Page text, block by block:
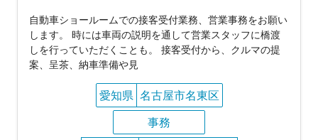
自動車ショールームでの接客受付業務、営業事務をお願い
します。 時には車両の説明を通して営業スタッフに橋渡
しを行っていただくことも。 接客受付から、クルマの提
案、呈茶、納車準備や見
愛知県 名古屋市名東区
事務